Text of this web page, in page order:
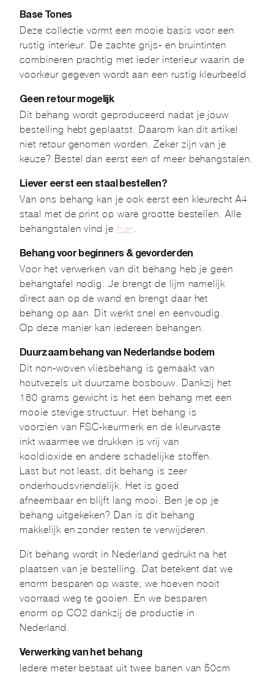
Base Tones
Deze collectie vormt een mooie basis voor een
rustig interieur. De zachte grijs- en bruintinten
combineren prachtig met ieder interieur waarin de
voorkeur gegeven wordt aan een rustig kleurbeeld.
Geen retour mogelijk
Dit behang wordt geproduceerd nadat je jouw
bestelling hebt geplaatst. Daarom kan dit artikel
niet retour genomen worden. Zeker zijn van je
keuze? Bestel dan eerst een of meer behangstalen.
Liever eerst een staal bestellen?
Van ons behang kan je ook eerst een kleurecht A4
staal met de print op ware grootte bestellen. Alle
behangstalen vind je hier
Behang voor beginners & gevorderden
Voor het verwerken van dit behang heb je geen
behangtafel nodig. Je brengt de lijm namelijk
direct aan op de wand en brengt daar het
behang op aan. Dit werkt snel en eenvoudig.
Op deze manier kan iedereen behangen.
Duurzaam behang van Nederlandse bodem
Dit non-woven vliesbehang is gemaakt van
houtvezels uit duurzame bosbouw. Dankzij het
180 grams gewicht is het een behang met een
mooie stevige structuur. Het behang is
voorzien van FSC-keurmerk en de kleurvaste
inkt waarmee we drukken is vrij van
kooldioxide en andere schadelijke stoffen.
Last but not least; dit behang is zeer
onderhoudsvriendelijk. Het is goed
afneembaar en blijft lang mooi. Ben je op je
behang uitgekeken? Dan is dit behang
makkelijk en zonder resten te verwijderen.
Dit behang wordt in Nederland gedrukt na het
plaatsen van je bestelling. Dat betekent dat we
enorm besparen op waste; we hoeven nooit
voorraad weg te gooien. En we besparen
enorm op CO2 dankzij de productie in
Nederland.
Verwerking van het behang
Iedere meter bestaat uit twee banen van 50cm